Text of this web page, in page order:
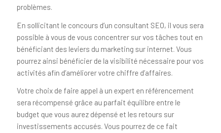
problèmes.
En sollicitant le concours d’un consultant SEO, il vous sera
possible à vous de vous concentrer sur vos tâches tout en
bénéficiant des leviers du marketing sur internet. Vous
pourrez ainsi bénéficier de la visibilité nécessaire pour vos
activités afin d’améliorer votre chiffre d’affaires.
Votre choix de faire appel à un expert en référencement
sera récompensé grâce au parfait équilibre entre le
budget que vous aurez dépensé et les retours sur
investissements accusés. Vous pourrez de ce fait